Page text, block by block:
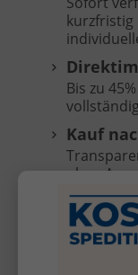
kurzfristig
Bis zu
Kauf
ohne
Keine